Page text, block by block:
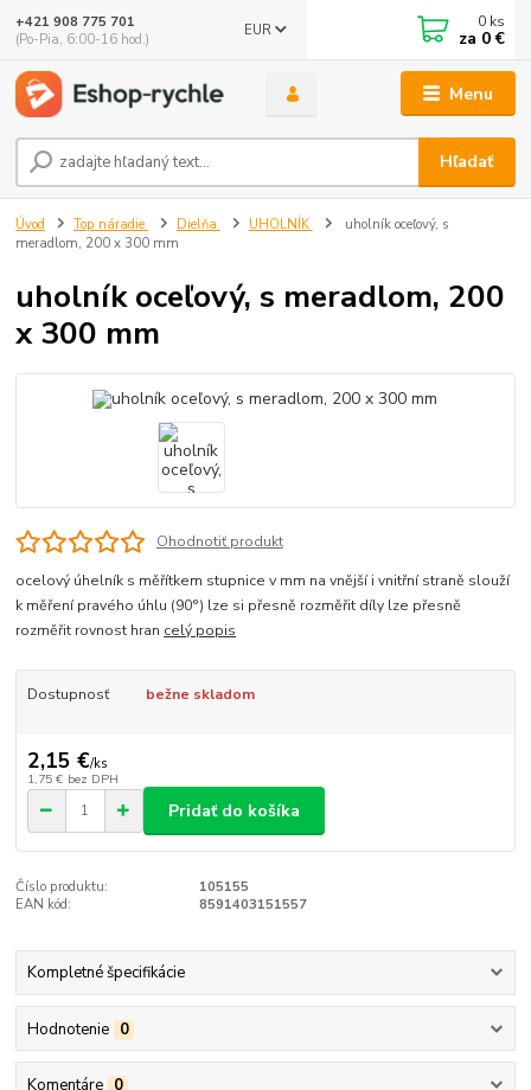
Menu
EUR
Hľadať
+421 908 775 701
(Po-Pia, 6:00-16 hod.)
0 ks
za 0 €
Úvod Top náradie Dielňa UHOLNÍK
uholník oceľový, s
meradlom, 200 x 300 mm
uholník oceľový, s meradlom, 200
x 300 mm
Ohodnotiť produkt
ocelový úhelník s měřítkem stupnice v mm na vnější i vnitřní straně slouží
k měření pravého úhlu (90°) lze si přesně rozměřit díly lze přesně
rozměřit rovnost hran celý popis
Dostupnosť bežne skladom
2,15 €/ks
1,75 € bez DPH
Pridať do košíka
Číslo produktu:
105155
EAN kód:
8591403151557
Kompletné špecifikácie
Hodnotenie 0
Komentáre 0